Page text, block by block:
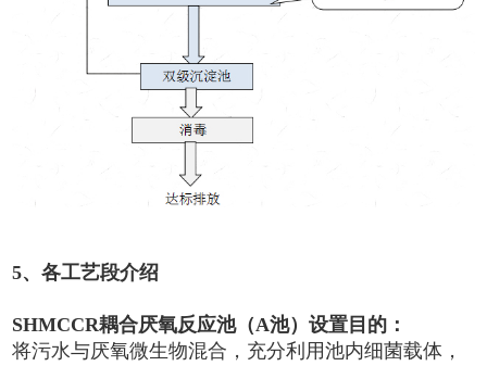
5、各工艺段介绍
SHMCCR耦合厌氧反应池（A池）设置目的：
将污水与厌氧微生物混合，充分利用池内细菌载体，